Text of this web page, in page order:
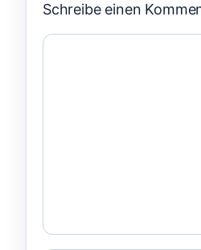
Schreibe einen
Kommentar